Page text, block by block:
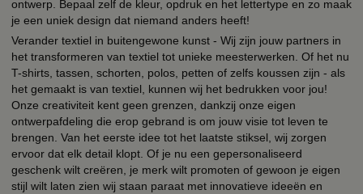
ontwerp. Bepaal zelf de kleur, opdruk en het lettertype en zo maak
je een uniek design dat niemand anders heeft!
Verander textiel in buitengewone kunst - Wij zijn jouw partners in
het transformeren van textiel tot unieke meesterwerken. Of het nu
T-shirts, tassen, schorten, polos, petten of zelfs koussen zijn - als
het gemaakt is van textiel, kunnen wij het bedrukken voor jou!
Onze creativiteit kent geen grenzen, dankzij onze eigen
ontwerpafdeling die erop gebrand is om jouw visie tot leven te
brengen. Van het eerste idee tot het laatste stiksel, wij zorgen
ervoor dat elk detail klopt. Of je nu een gepersonaliseerd
geschenk wilt creëren, je merk wilt promoten of gewoon je eigen
stijl wilt laten zien wij staan paraat met innovatieve ideeën en